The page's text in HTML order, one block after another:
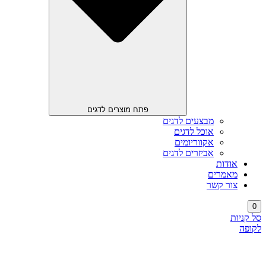
פתח מוצרים לדגים
מבצעים לדגים
אוכל לדגים
אקווריומים
אביזרים לדגים
אודות
מאמרים
צור קשר
0
סל קניות
לקופה